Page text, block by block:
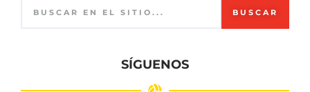
BUSCAR
SÍGUENOS